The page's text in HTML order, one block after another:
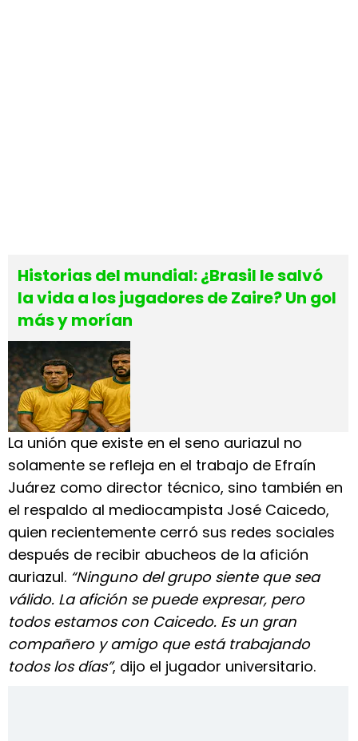
Historias del mundial: ¿Brasil le salvó
la vida a los jugadores de Zaire? Un gol
más y morían
La unión que existe en el seno auriazul no
solamente se refleja en el trabajo de Efraín
Juárez como director técnico, sino también en
el respaldo al mediocampista José Caicedo,
quien recientemente cerró sus redes sociales
después de recibir abucheos de la afición
auriazul. “Ninguno del grupo siente que sea
válido. La afición se puede expresar, pero
todos estamos con Caicedo. Es un gran
compañero y amigo que está trabajando
todos los días”, dijo el jugador universitario.